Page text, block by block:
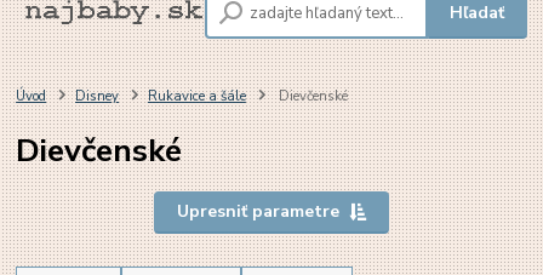
Hľadať
Úvod Disney Rukavice a šále Dievčenské
Dievčenské
Upresniť parametre